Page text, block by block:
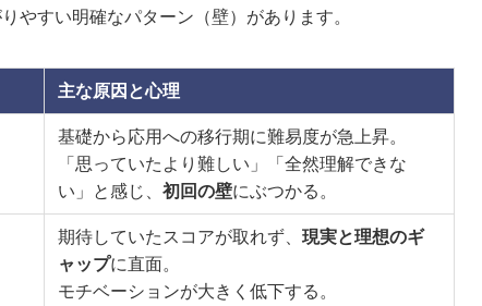
やすい明確なパターン（壁）があります。
主な原因と心理
基礎から応用への移行期に難易度が急上昇。
「思っていたより難しい」「全然理解できな
い」と感じ、 初回の壁にぶつかる。
期待していたスコアが取れず、 現実と理想のギ
ャップに直面。
モチベーションが大きく低下する。